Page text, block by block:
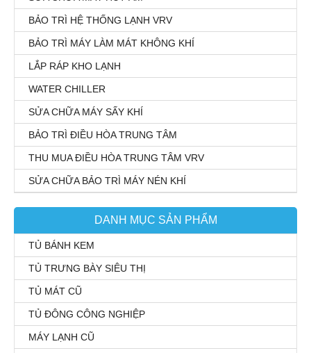
BẢO TRÌ HỆ THỐNG LẠNH VRV
BẢO TRÌ MÁY LÀM MÁT KHÔNG KHÍ
LẮP RÁP KHO LẠNH
WATER CHILLER
SỬA CHỮA MÁY SẤY KHÍ
BẢO TRÌ ĐIỀU HÒA TRUNG TÂM
THU MUA ĐIỀU HÒA TRUNG TÂM VRV
SỬA CHỮA BẢO TRÌ MÁY NÉN KHÍ
DANH MỤC SẢN PHẨM
TỦ BÁNH KEM
TỦ TRƯNG BÀY SIÊU THỊ
TỦ MÁT CŨ
TỦ ĐÔNG CÔNG NGHIỆP
MÁY LẠNH CŨ